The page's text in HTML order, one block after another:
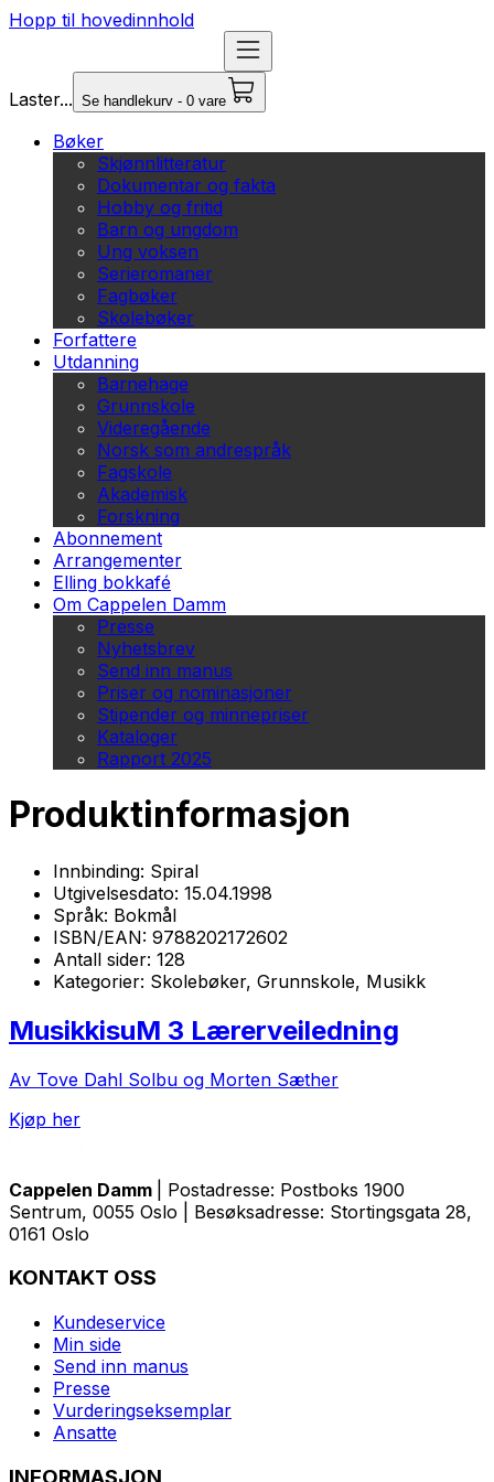
Hopp til hovedinnhold
Laster... Se handlekurv - 0 vare
Bøker
Skjønnlitteratur
Dokumentar og fakta
Hobby og fritid
Barn og ungdom
Ung voksen
Serieromaner
Fagbøker
Skolebøker
Forfattere
Utdanning
Barnehage
Grunnskole
Videregående
Norsk som andrespråk
Fagskole
Akademisk
Forskning
Abonnement
Arrangementer
Elling bokkafé
Om Cappelen Damm
Presse
Nyhetsbrev
Send inn manus
Priser og nominasjoner
Stipender og minnepriser
Kataloger
Rapport 2025
Produktinformasjon
Innbinding: Spiral
Utgivelsesdato: 15.04.1998
Språk: Bokmål
ISBN/EAN: 9788202172602
Antall sider: 128
Kategorier: Skolebøker, Grunnskole, Musikk
MusikkisuM 3 Lærerveiledning
Av Tove Dahl Solbu og Morten Sæther
Kjøp her
Cappelen Damm
| Postadresse: Postboks 1900
Sentrum, 0055 Oslo | Besøksadresse: Stortingsgata 28,
0161 Oslo
KONTAKT OSS
Kundeservice
Min side
Send inn manus
Presse
Vurderingseksemplar
Ansatte
INFORMASJON